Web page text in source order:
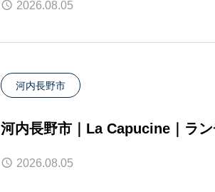
2026.08.05
河内長野市
河内長野市｜La Capucine｜ラ
2026.08.05